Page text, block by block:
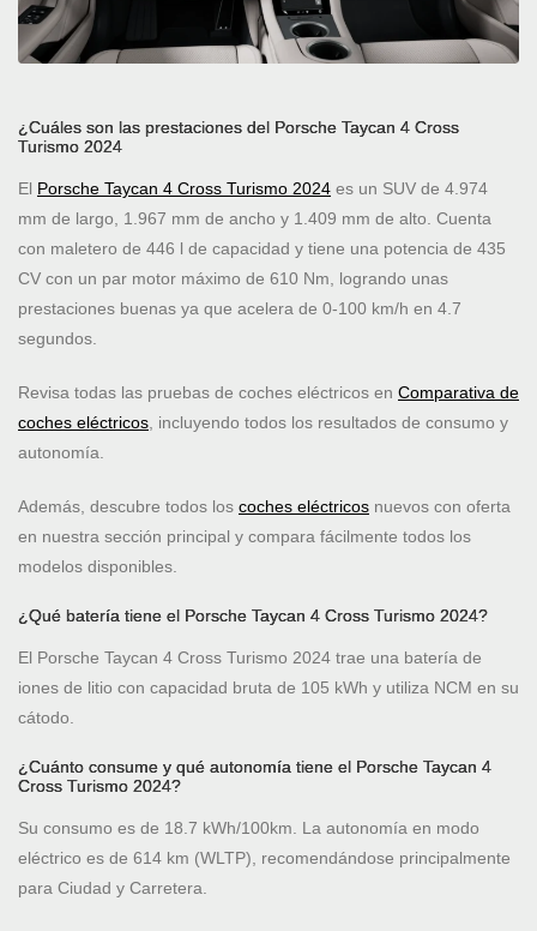
¿Cuáles son las prestaciones del Porsche Taycan 4 Cross
Turismo 2024
El Porsche Taycan 4 Cross Turismo 2024 es un SUV de 4.974
mm de largo, 1.967 mm de ancho y 1.409 mm de alto. Cuenta
con maletero de 446 l de capacidad y tiene una potencia de 435
CV con un par motor máximo de 610 Nm, logrando unas
prestaciones buenas ya que acelera de 0-100 km/h en 4.7
segundos.
Revisa todas las pruebas de coches eléctricos en Comparativa de
coches eléctricos , incluyendo todos los resultados de consumo y
autonomía.
Además, descubre todos los coches eléctricos nuevos con oferta
en nuestra sección principal y compara fácilmente todos los
modelos disponibles.
¿Qué batería tiene el Porsche Taycan 4 Cross Turismo 2024?
El Porsche Taycan 4 Cross Turismo 2024 trae una batería de
iones de litio con capacidad bruta de 105 kWh y utiliza NCM en su
cátodo.
¿Cuánto consume y qué autonomía tiene el Porsche Taycan 4
Cross Turismo 2024?
Su consumo es de 18.7 kWh/100km. La autonomía en modo
eléctrico es de 614 km (WLTP), recomendándose principalmente
para Ciudad y Carretera.